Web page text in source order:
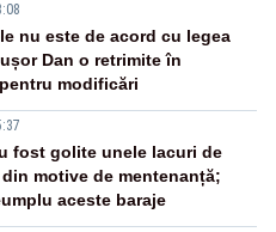
nu este de acord cu legea
Dan o retrimite în
modificări
fost golite unele lacuri de
motive de mentenanță;
aceste baraje